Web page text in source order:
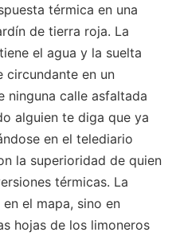
térmica en una
de tierra roja. La
el agua y la suelta
circundante en un
ninguna calle asfaltada
alguien te diga que ya
en el telediario
la superioridad de quien
térmicas. La
el mapa, sino en
hojas de los limoneros